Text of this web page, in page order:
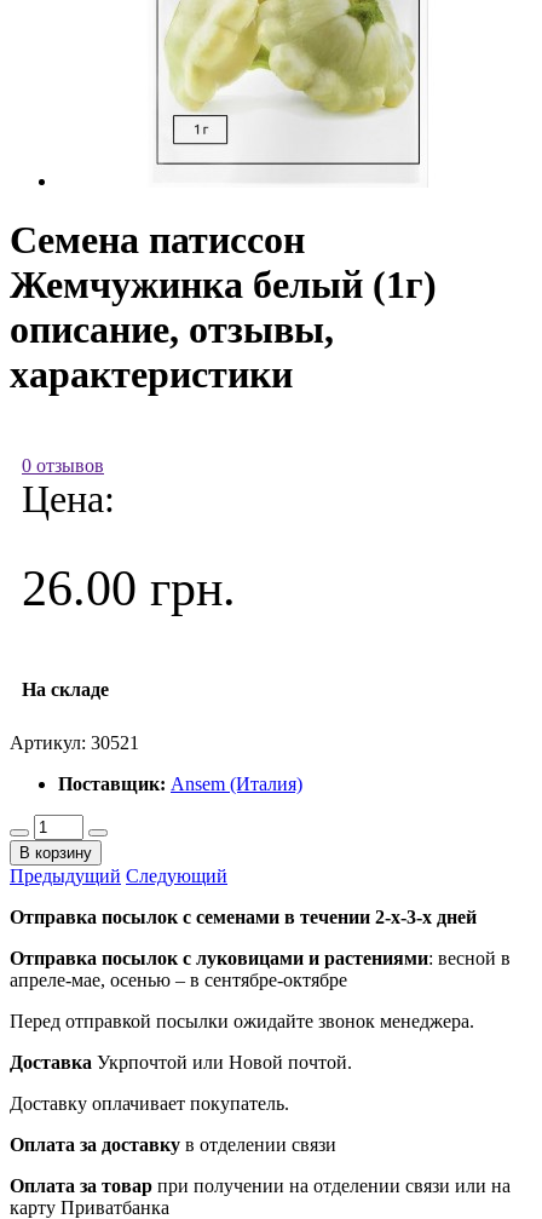
Семена патиссон
Жемчужинка белый (1г)
описание, отзывы,
характеристики
0 отзывов
Цена:
26.00 грн.
На складе
Артикул: 30521
Поставщик: Ansem (Италия)
В корзину
Предыдущий Следующий
Отправка посылок с семенами в течении 2-х-3-х дней
Отправка посылок с луковицами и растениями: весной в
апреле-мае, осенью – в сентябре-октябре
Перед отправкой посылки ожидайте звонок менеджера.
Доставка Укрпочтой или Новой почтой.
Доставку оплачивает покупатель.
Оплата за доставку в отделении связи
Оплата за товар при получении на отделении связи или на
карту Приватбанка